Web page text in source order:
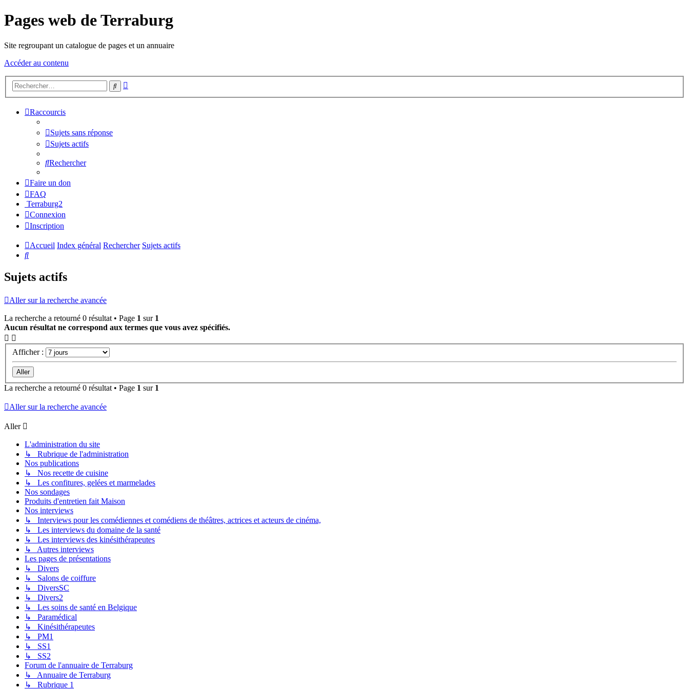
Pages web de Terraburg
Site regroupant un catalogue de pages et un annuaire
Accéder au contenu
Rechercher
Raccourcis
Sujets sans réponse
Sujets actifs
Rechercher
Faire un don
FAQ
Terraburg2
Connexion
Inscription
Accueil Index général Rechercher Sujets actifs
Rechercher
Sujets actifs
Aller sur la recherche avancée
La recherche a retourné 0 résultat • Page 1 sur 1
Aucun résultat ne correspond aux termes que vous avez spécifiés.
Afficher :
La recherche a retourné 0 résultat • Page 1 sur 1
Aller sur la recherche avancée
Aller
L'administration du site
↳ Rubrique de l'administration
Nos publications
↳ Nos recette de cuisine
↳ Les confitures, gelées et marmelades
Nos sondages
Produits d'entretien fait Maison
Nos interviews
↳ Interviews pour les comédiennes et comédiens de théâtres, actrices et acteurs de cinéma,
↳ Les interviews du domaine de la santé
↳ Les interviews des kinésithérapeutes
↳ Autres interviews
Les pages de présentations
↳ Divers
↳ Salons de coiffure
↳ DiversSC
↳ Divers2
↳ Les soins de santé en Belgique
↳ Paramédical
↳ Kinésithérapeutes
↳ PM1
↳ SS1
↳ SS2
Forum de l'annuaire de Terraburg
↳ Annuaire de Terraburg
↳ Rubrique 1